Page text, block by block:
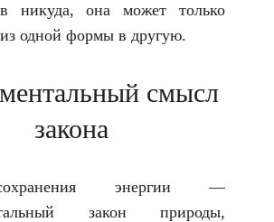
в никуда, она может только
из одной формы в другую.
смысл
закона
энергии —
закон природы,